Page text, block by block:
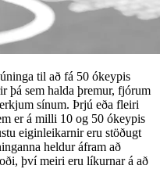
til að fá 50 ókeypis
þá sem halda þremur, fjórum
sínum. Þrjú eða fleiri
er á milli 10 og 50 ókeypis
eiginleikarnir eru stöðugt
heldur áfram að
því meiri eru líkurnar á að